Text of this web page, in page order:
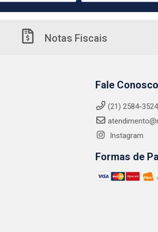
Notas Fiscais
Fale Conosco
(21) 2584-3524
Instagram
Formas de